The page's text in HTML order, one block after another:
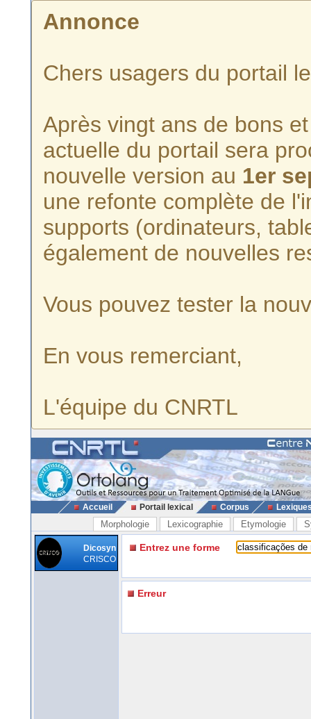
Annonce
Chers usagers du portail
Après vingt ans de bons
actuelle du portail sera
nouvelle version au 1er
une refonte complète de
supports (ordinateurs,
également de nouvelles
Vous pouvez tester la
En vous remerciant,
L'équipe du CNRTL
Accueil Portail lexical Corpus
Morphologie Lexicographie Etymologie
Dicosyn
CRISCO
Entrez une forme
Erreur